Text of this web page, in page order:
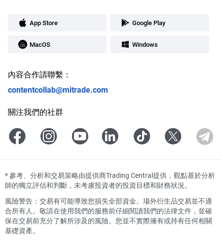
App Store Google Play
MacOS Windows
內容合作請聯繫：
contentcollab@mitrade.com
關注我們的社群
*參考、分析和交易策略由提供商Trading Central提供，觀點基於分析
師的獨立評估和判斷，未考慮投資者的投資目標和財務狀況。
風險警告：交易有可能導致您損失全部資金。場外衍生品交易並不適
合所有人。敬請在使用我們的服務前仔細閱讀我們的法律文件，並確
保在交易前充分了解所涉及的風險。您並不實際擁有或持有任何相關
基礎資產。